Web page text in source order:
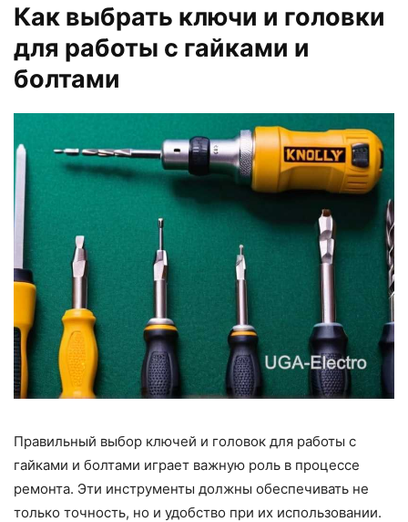
Как выбрать ключи и головки
для работы с гайками и
болтами
Правильный выбор ключей и головок для работы с
гайками и болтами играет важную роль в процессе
ремонта. Эти инструменты должны обеспечивать не
только точность, но и удобство при их использовании.